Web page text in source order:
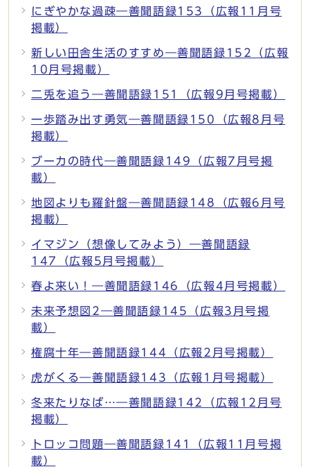
にぎやかな過疎―善聞語録153（広報11月号
掲載）
新しい田舎生活のすすめ―善聞語録152（広報
10月号掲載）
二兎を追う―善聞語録151（広報9月号掲載）
一歩踏み出す勇気―善聞語録150（広報8月号
掲載）
ブーカの時代―善聞語録149（広報7月号掲
載）
地図よりも羅針盤―善聞語録148（広報6月号
掲載）
イマジン（想像してみよう）―善聞語録
147（広報5月号掲載）
春よ来い！―善聞語録146（広報4月号掲載）
未来予想図2―善聞語録145（広報3月号掲
載）
権腐十年―善聞語録144（広報2月号掲載）
虎がくる―善聞語録143（広報1月号掲載）
冬来たりなば…―善聞語録142（広報12月号
掲載）
トロッコ問題―善聞語録141（広報11月号掲
載）